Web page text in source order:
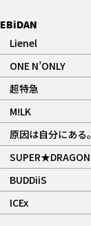
EBiDAN
Lienel
記事
ONE N’ONLY
記事
超特急
記事
ギャラリー
M!LK
記事
原因は自分にある。
記事
SUPER★DRAGON
記事
BUDDiiS
記事
ICEx
記事